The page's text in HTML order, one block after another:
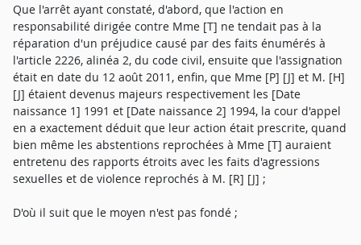
Que l'arrêt ayant constaté, d'abord, que l'action en
responsabilité dirigée contre Mme [T] ne tendait pas à la
réparation d'un préjudice causé par des faits énumérés à
l'article 2226, alinéa 2, du code civil, ensuite que l'assignation
était en date du 12 août 2011, enfin, que Mme [P] [J] et M. [H]
[J] étaient devenus majeurs respectivement les [Date
naissance 1] 1991 et [Date naissance 2] 1994, la cour d'appel
en a exactement déduit que leur action était prescrite, quand
bien même les abstentions reprochées à Mme [T] auraient
entretenu des rapports étroits avec les faits d'agressions
sexuelles et de violence reprochés à M. [R] [J] ;
D'où il suit que le moyen n'est pas fondé ;